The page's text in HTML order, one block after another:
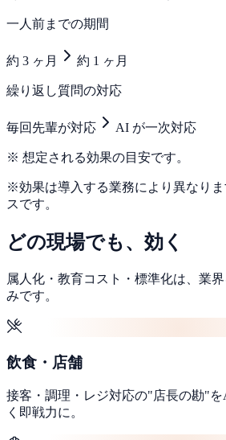
一人前までの期間
約 3 ヶ月 約 1 ヶ月
繰り返し質問の対応
毎回先輩が対応 AI が一次対応
※ 想定される効果の目安です。
※効果は導入する業務により異なり
スです。
どの現場でも、効く
属人化・教育コスト・標準化は、業
みです。
飲食・店舗
接客・調理・レジ対応の"店長の勘"
く即戦力に。